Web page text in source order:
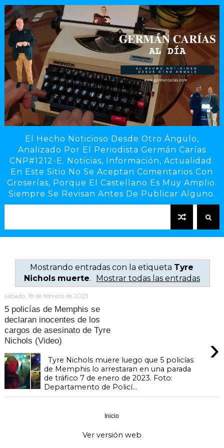
El Hecho Noticioso Desde Otro Ángulo,
Analizado Por El Periodista Germán Carías
CNP#1212-E. Noticias, Información, Actualidad.
En Este Sitio No Se Aceptan Comentarios Con
Groserías, Porque El Castellano Es Muy Amplio.
Siempre Se Revisan Antes De Publicar Alguno.
Mostrando entradas con la etiqueta Tyre
Nichols muerte. Mostrar todas las entradas
sábado, 18 de febrero de 2023
5 policías de Memphis se
declaran inocentes de los
cargos de asesinato de Tyre
Nichols (Video)
›
Tyre Nichols muere luego que 5 policías
de Memphis lo arrestaran en una parada
de tráfico 7 de enero de 2023. Foto:
Departamento de Policí...
Inicio
Ver versión web